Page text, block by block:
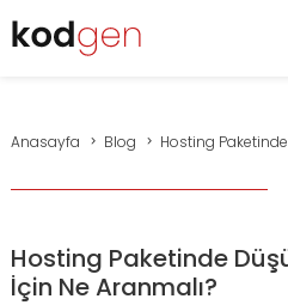
Anasayfa Blog Hosting
Hosting Paketinde
İçin Ne Aranmalı?